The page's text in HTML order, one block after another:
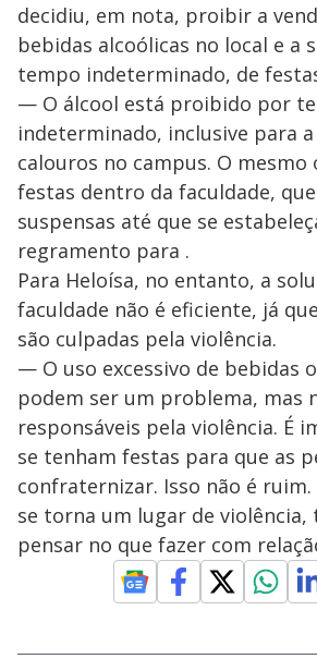
decidiu, em nota, proibir a
bebidas alcoólicas no local e a
tempo indeterminado, de
— O álcool está proibido por
indeterminado, inclusive para
calouros no campus. O mesmo
festas dentro da faculdade,
suspensas até que se
regramento para .
Para Heloísa, no entanto, a
faculdade não é eficiente, já
são culpadas pela violência.
— O uso excessivo de bebidas
podem ser um problema, mas
responsáveis pela violência. É
se tenham festas para que as
confraternizar. Isso não é ruim.
se torna um lugar de violência,
pensar no que fazer com